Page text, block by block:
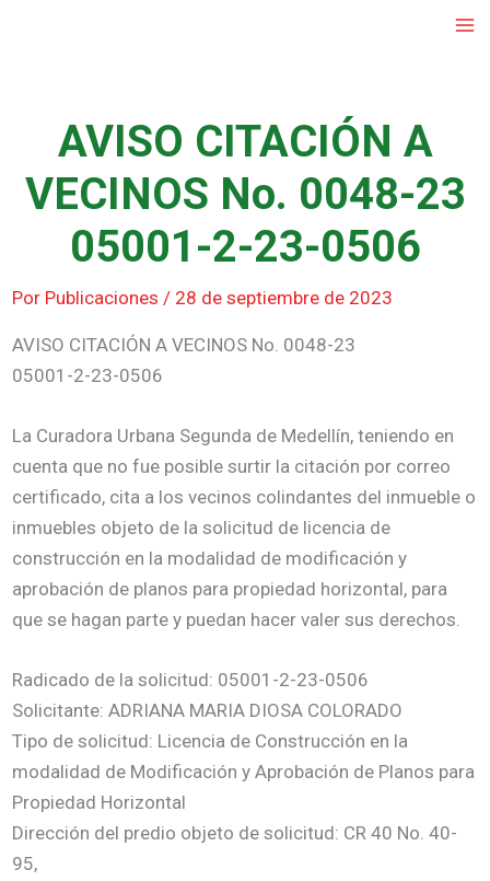
AVISO CITACIÓN A
VECINOS No. 0048-23
05001-2-23-0506
Por Publicaciones / 28 de septiembre de 2023
AVISO CITACIÓN A VECINOS No. 0048-23
05001-2-23-0506
La Curadora Urbana Segunda de Medellín, teniendo en
cuenta que no fue posible surtir la citación por correo
certificado, cita a los vecinos colindantes del inmueble o
inmuebles objeto de la solicitud de licencia de
construcción en la modalidad de modificación y
aprobación de planos para propiedad horizontal, para
que se hagan parte y puedan hacer valer sus derechos.
Radicado de la solicitud: 05001-2-23-0506
Solicitante: ADRIANA MARIA DIOSA COLORADO
Tipo de solicitud: Licencia de Construcción en la
modalidad de Modificación y Aprobación de Planos para
Propiedad Horizontal
Dirección del predio objeto de solicitud: CR 40 No. 40-
95,